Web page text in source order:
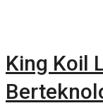
King Koil